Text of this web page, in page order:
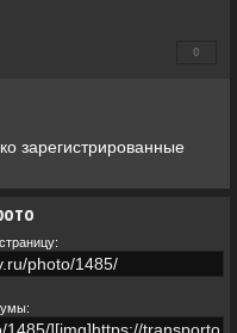
0
зарегистрированные